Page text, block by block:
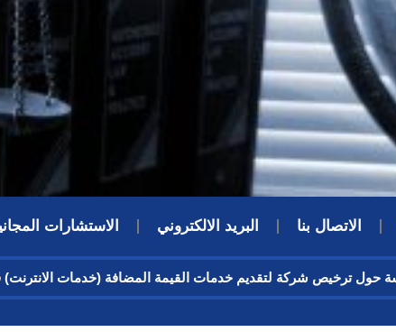
الاتصال بنا البريد الالكتروني الاستشارات
دراسة حول ترخيص شركة لتقديم خدمات القيمة المضافة (خدمات